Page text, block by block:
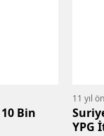
Bin
11 yıl
YPG